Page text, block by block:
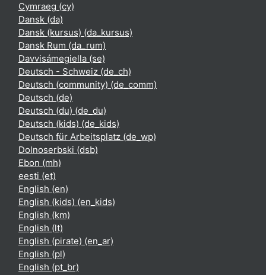
Cymraeg ‎(cy)‎
Dansk ‎(da)‎
Dansk (kursus) ‎(da_kursus)‎
Dansk Rum ‎(da_rum)‎
Davvisámegiella ‎(se)‎
Deutsch - Schweiz ‎(de_ch)‎
Deutsch (community) ‎(de_comm)‎
Deutsch ‎(de)‎
Deutsch (du) ‎(de_du)‎
Deutsch (kids) ‎(de_kids)‎
Deutsch für Arbeitsplatz ‎(de_wp)‎
Dolnoserbski ‎(dsb)‎
Ebon ‎(mh)‎
eesti ‎(et)‎
English ‎(en)‎
English (kids) ‎(en_kids)‎
English ‎(km)‎
English ‎(lt)‎
English (pirate) ‎(en_ar)‎
English ‎(pl)‎
English ‎(pt_br)‎